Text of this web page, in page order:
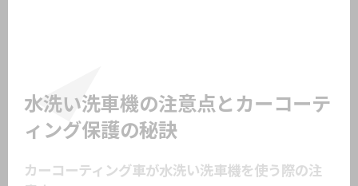
水洗い洗車機の注意点とカーコーテ
ィング保護の秘訣
カーコーティング車が水洗い洗車機を使う際の注